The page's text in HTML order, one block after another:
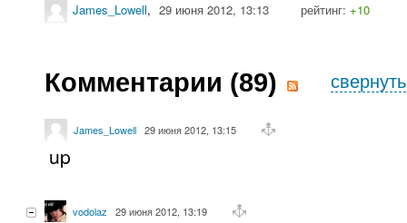
James_Lowell, 29 июня 2012, 13:13 рейтинг: +10
Комментарии (89) свернуть
James_Lowell 29 июня 2012, 13:15
up
vodolaz 29 июня 2012, 13:19